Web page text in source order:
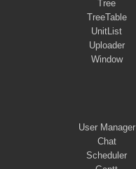
Tree
TreeTable
UnitList
Uploader
Window
User Manager
Chat
Scheduler